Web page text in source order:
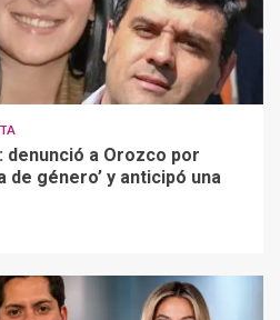
a Orozco por
de género’ y anticipó una